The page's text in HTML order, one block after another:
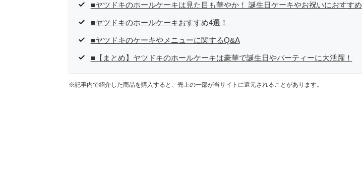
■ヤツドキのホールケーキは見た目も華やか！ 誕生日ケーキやお祝いにおすすめ
■ヤツドキのホールケーキおすすめ4選！
■ヤツドキのケーキやメニューに関するQ&A
■【まとめ】ヤツドキのホールケーキは豪華で誕生日やパーティーに大活躍！
※記事内で紹介した商品を購入すると、売上の一部が当サイトに還元されることがあります。